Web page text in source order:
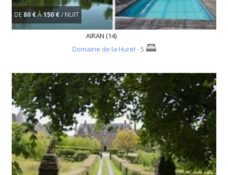
DE 80 €À150 €/ NUIT
AIRAN (14)
Domaine de la Hurel - 5